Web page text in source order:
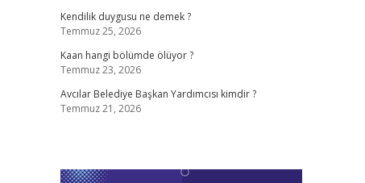
Kendilik duygusu ne demek ?
Temmuz 25, 2026
Kaan hangi bölümde ölüyor ?
Temmuz 23, 2026
Avcılar Belediye Başkan Yardımcısı kimdir ?
Temmuz 21, 2026